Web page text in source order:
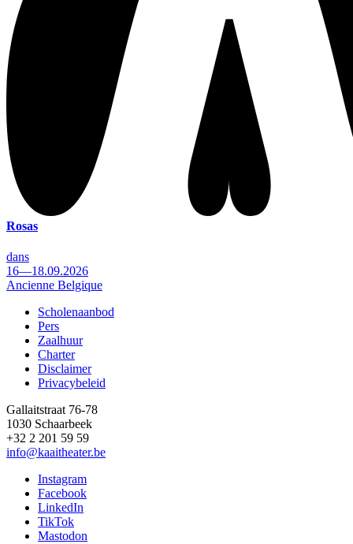
Rosas
dans
16—18.09.2026
Ancienne Belgique
Footer
Scholenaanbod
Pers
Zaalhuur
Charter
Disclaimer
Privacybeleid
Gallaitstraat 76-78
1030 Schaarbeek
+32 2 201 59 59
info@kaaitheater.be
Instagram
Facebook
LinkedIn
TikTok
Mastodon